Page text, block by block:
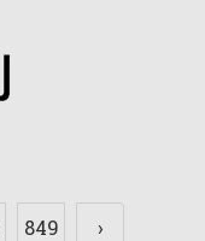
849 ›